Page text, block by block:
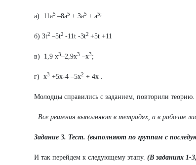
а) 11а5 –8а5 + 3а5 + а5;
б) 3t2 –5t2 -11t -3t2 +5t +11
в) 1,9 х3–2,9х3 –х3;
г) х3 +5х-4 –5х2 + 4х .
Молодцы справились с заданием, повторили
Все решения выполняют в тетрадях, а в рабочие
Задание 3. Тест. (выполняют по группам с
И так перейдем к следующему этапу. (В заданиях 1-